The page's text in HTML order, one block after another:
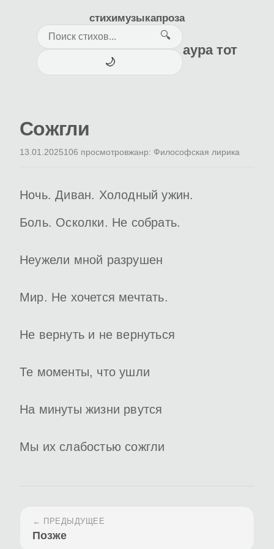
стихимузыкапроза
🔍
🌙
аура тот
Сожгли
13.01.2025106 просмотровжанр: Философская лирика
Ночь. Диван. Холодный ужин.
Боль. Осколки. Не собрать.
Неужели мной разрушен
Мир. Не хочется мечтать.
Не вернуть и не вернуться
Те моменты, что ушли
На минуты жизни рвутся
Мы их слабостью сожгли
← ПРЕДЫДУЩЕЕ
Позже